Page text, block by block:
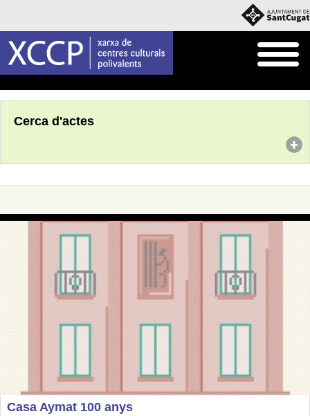
Cerca d'actes
Casa Aymat 100 anys